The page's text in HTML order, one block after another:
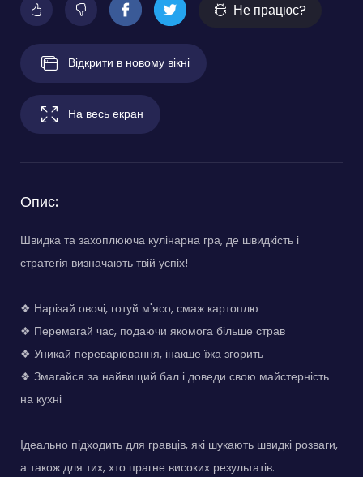
Не працює?
Відкрити в новому вікні
На весь екран
Опис:
Швидка та захоплююча кулінарна гра, де швидкість і
стратегія визначають твій успіх!
❖ Нарізай овочі, готуй м'ясо, смаж картоплю
❖ Перемагай час, подаючи якомога більше страв
❖ Уникай переварювання, інакше їжа згорить
❖ Змагайся за найвищий бал і доведи свою майстерність
на кухні
Ідеально підходить для гравців, які шукають швидкі розваги,
а також для тих, хто прагне високих результатів.